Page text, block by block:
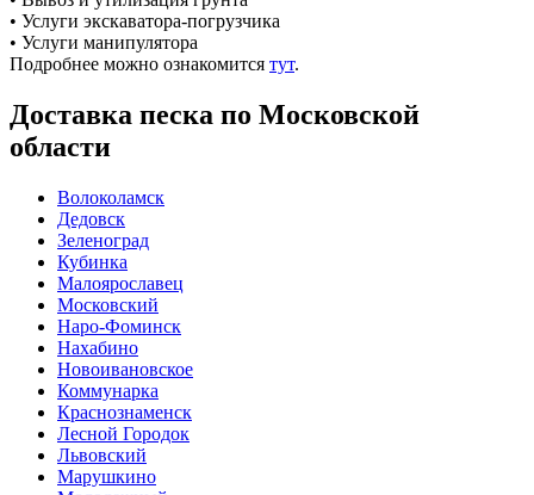
• Услуги экскаватора-погрузчика
• Услуги манипулятора
Подробнее можно ознакомится тут.
Доставка песка по Московской
области
Волоколамск
Дедовск
Зеленоград
Кубинка
Малоярославец
Московский
Наро-Фоминск
Нахабино
Новоивановское
Коммунарка
Краснознаменск
Лесной Городок
Львовский
Марушкино